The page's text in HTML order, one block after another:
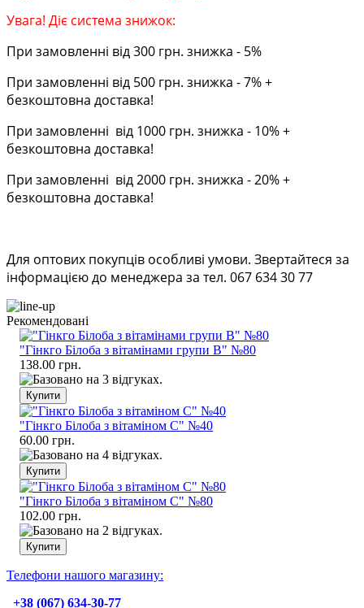
Увага! Діє система знижок:
При замовленні від 300 грн. знижка - 5%
При замовленні від 500 грн. знижка - 7% +
безкоштовна доставка!
При замовленні від 1000 грн. знижка - 10% +
безкоштовна доставка!
При замовленні від 2000 грн. знижка - 20% +
безкоштовна доставка!
Для оптових покупців особливі умови. Звертайтеся за
інформацією до менеджера за тел. 067 634 30 77
Рекомендовані
"Гінкго Білоба з вітамінами групи В" №80
138.00 грн.
"Гінкго Білоба з вітаміном С" №40
60.00 грн.
"Гінкго Білоба з вітаміном С" №80
102.00 грн.
Телефони нашого магазину:
+38 (067) 634-30-77